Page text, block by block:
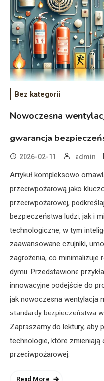
Bez kategorii
Nowoczesna
gwarancja
2026-02-11 admin
Artykuł kompleksowo
przeciwpożarową jako
przeciwpożarowej,
bezpieczeństwa ludzi, jak i
technologiczne, w tym
zaawansowane czujniki,
zagrożenia, co minimalizuje
dymu. Przedstawione
innowacyjne podejście do
jak nowoczesna wentylacja
standardy bezpieczeństwa
Zapraszamy do lektury, aby
technologie, które zmieniają
przeciwpożarowej.
Read More